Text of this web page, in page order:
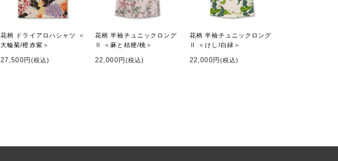
花柄 ドライアロハシャツ ＜
大輪菊/橙赤紫＞
27,500円 (税込)
花柄 半袖チュニックロング
Ⅱ ＜麻と桔梗/桃＞
22,000円 (税込)
花柄 半袖チュニックロング
Ⅱ ＜けし/白緑＞
22,000円 (税込)